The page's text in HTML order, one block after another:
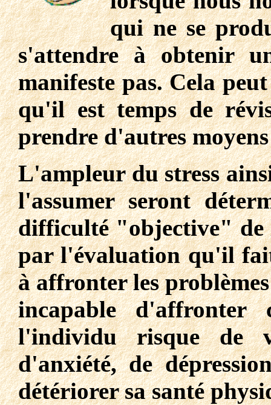
qui ne se
s'attendre à obtenir
manifeste pas. Cela
qu'il est temps de
prendre d'autres
L'ampleur du stress
l'assumer seront
difficulté "objective" de
par l'évaluation qu'il fait
à affronter les
incapable
l'individu risque de
d'anxiété, de
détériorer sa santé